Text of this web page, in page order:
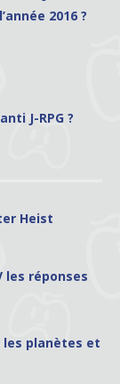
2016 ?
J-RPG ?
Heist
les réponses
les planètes et